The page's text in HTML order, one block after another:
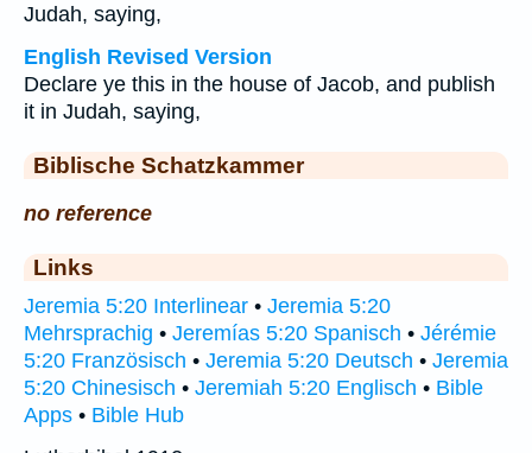
Judah, saying,
English Revised Version
Declare ye this in the house of Jacob, and publish
it in Judah, saying,
Biblische Schatzkammer
no reference
Links
Jeremia 5:20 Interlinear • Jeremia 5:20
Mehrsprachig • Jeremías 5:20 Spanisch • Jérémie
5:20 Französisch • Jeremia 5:20 Deutsch • Jeremia
5:20 Chinesisch • Jeremiah 5:20 Englisch • Bible
Apps • Bible Hub